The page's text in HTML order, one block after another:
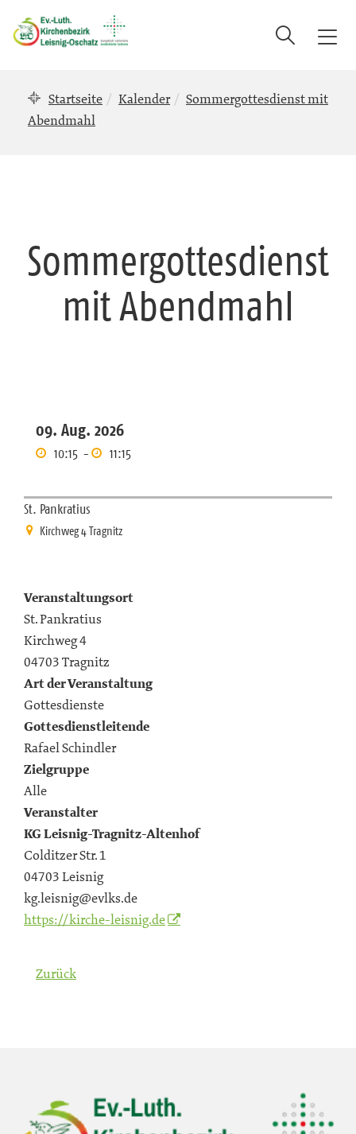
T
g
a
t
Suche
Startseite Kalender
Sommergottesdienst mit
Abendmahl
Sommergottesdienst
mit Abendmahl
09. Aug. 2026
10:15 - 11:15
St. Pankratius
Kirchweg 4 Tragnitz
Veranstaltungsort
St. Pankratius
Kirchweg 4
04703 Tragnitz
Art der Veranstaltung
Gottesdienste
Gottesdienstleitende
Rafael Schindler
Zielgruppe
Alle
Veranstalter
KG Leisnig-Tragnitz-Altenhof
Colditzer Str. 1
04703 Leisnig
kg.leisnig@evlks.de
https://kirche-leisnig.de
Zurück